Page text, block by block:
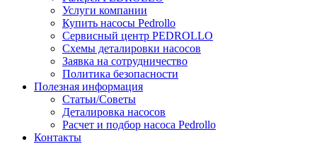
Услуги компании
Купить насосы Pedrollo
Сервисный центр PEDROLLO
Схемы деталировки насосов
Заявка на сотрудничество
Политика безопасности
Полезная информация
Статьи/Советы
Деталировка насосов
Расчет и подбор насоса Pedrollo
Контакты